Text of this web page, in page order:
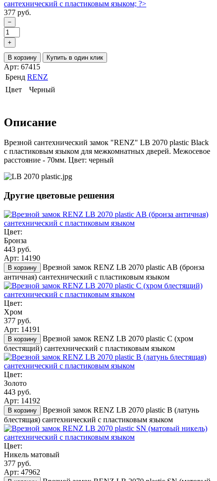
377 руб.
−
+
В корзину Купить в один клик
Арт: 67415
Бренд RENZ
Цвет
Черный
Описание
Врезной сантехнический замок "RENZ" LB 2070 plastic Black
с пластиковым языком для межкомнатных дверей. Межосевое
расстояние - 70мм. Цвет: черный
Другие цветовые решения
Цвет:
Бронза
443 руб.
Арт: 14190
В корзину
Врезной замок RENZ LB 2070 plastic AB (бронза
античная) сантехнический с пластиковым языком
Цвет:
Хром
377 руб.
Арт: 14191
В корзину
Врезной замок RENZ LB 2070 plastic C (хром
блестящий) сантехнический с пластиковым языком
Цвет:
Золото
443 руб.
Арт: 14192
В корзину
Врезной замок RENZ LB 2070 plastic B (латунь
блестящая) сантехнический с пластиковым языком
Цвет:
Никель матовый
377 руб.
Арт: 47962